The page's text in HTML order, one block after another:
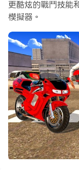
自訂操控，享受更
在高幀率的支援下
環境變化也會變得
同時，錄製影片功
和遊戲內容，用來
就開始在電腦上
Game吧！
在印度自行車模擬
器摩托車遊戲中學
和 Xtreme 自行車
更酷炫的戰鬥技能
模擬器。